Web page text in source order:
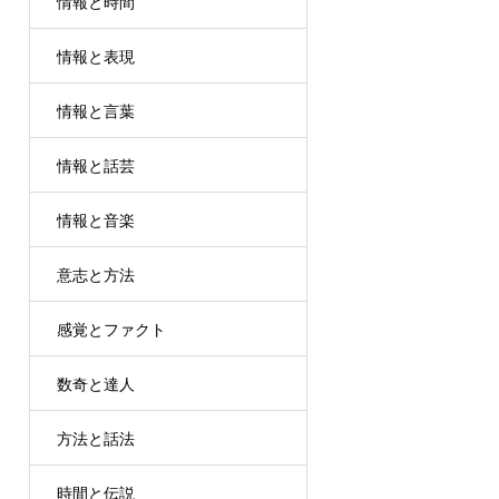
情報と表現
情報と言葉
情報と話芸
情報と音楽
意志と方法
感覚とファクト
数奇と達人
方法と話法
時間と伝説